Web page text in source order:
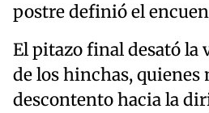
postre definió el
El pitazo final desató
de los hinchas,
descontento hacia la